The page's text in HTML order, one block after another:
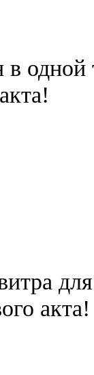
одной
акта!